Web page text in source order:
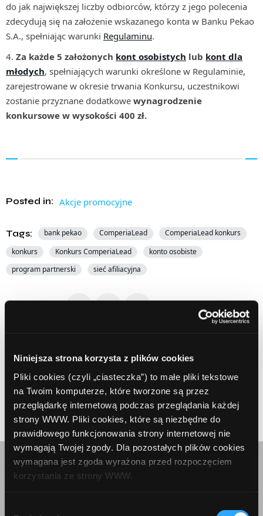
Niniejsza strona korzysta z plików cookies
Pliki cookies (czyli „ciasteczka”) to małe pliki tekstowe
na Twoim komputerze, które tworzone są przez
przeglądarkę internetową podczas przeglądania każdej
strony WWW. Pliki cookies, które są niezbędne do
prawidłowego funkcjonowania strony internetowej nie
wymagają Twojej zgody. Dla pozostałych plików cookies
wymagana jest zgoda wyrażona przed rozpoczęciem
korzystania ze strony WWW.
do jak największej liczby odbiorców, którzy z jego polecenia
zdecydują się na założenie wskazanego konta w Banku Pekao
S.A., spełniając warunki Regulaminu.
Za każde 5 założonych kont osobistych lub kont dla
młodych, spełniających warunki określone w Regulaminie,
zarejestrowane w okresie trwania Konkursu, uczestnikowi
zostanie przyznane dodatkowe wynagrodzenie
konkursowe w wysokości 400 zł.
Posted in: Akcje promocyjne
Tags: bank pekao ComperiaLead
ComperiaLead konkurs
konkurs
Konkurs ComperiaLead
konto osobiste
program partnerski
sieć afiliacyjna
Udostępnij:
Prev Article Next Article
Skontaktuj się z nami